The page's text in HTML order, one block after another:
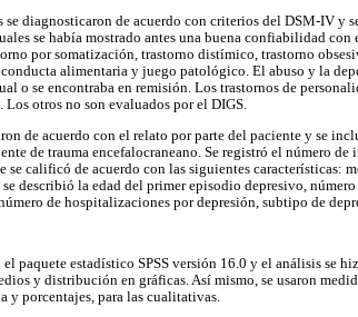
diagnosticaron de acuerdo con criterios del DSM-IV y
se había mostrado antes una buena confiabilidad
por somatización, trastorno distímico, trastorno
alimentaria y juego patológico. El abuso y la
o se encontraba en remisión. Los trastornos de
otros no son evaluados por el DIGS.
de acuerdo con el relato por parte del paciente y se
de trauma encefalocraneano. Se registró el número
se calificó de acuerdo con las siguientes características:
describió la edad del primer episodio depresivo,
de hospitalizaciones por depresión, subtipo de
paquete estadístico SPSS versión 16.0 y el análisis se
y distribución en gráficas. Así mismo, se usaron
y porcentajes, para las cualitativas.